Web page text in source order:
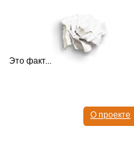
О проекте
Это факт...